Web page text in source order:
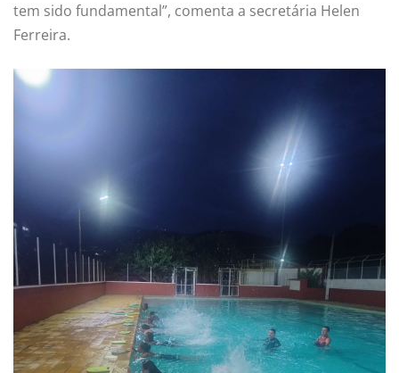
tem sido fundamental”, comenta a secretária Helen
Ferreira.